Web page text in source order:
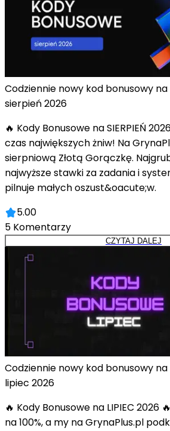
Codziennie nowy kod bonusowy
sierpień 2026
🔥 Kody Bonusowe na SIERPIEŃ
czas największych żniw! Na
sierpniową Złotą Gorączkę.
najwyższe stawki za zadania i
pilnuje małych oszust&oacute;w.
5.00
5 Komentarzy
CZYTAJ DALEJ
Codziennie nowy kod bonusowy
lipiec 2026
🔥 Kody Bonusowe na LIPIEC 2026
na 100%, a my na GrynaPlus.pl